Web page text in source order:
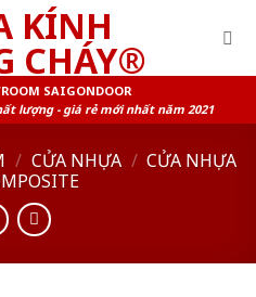
SAIGONDOOR
lượng - giá rẻ mới nhất năm 2021
/ CỬA NHỰA / CỬA NHỰA